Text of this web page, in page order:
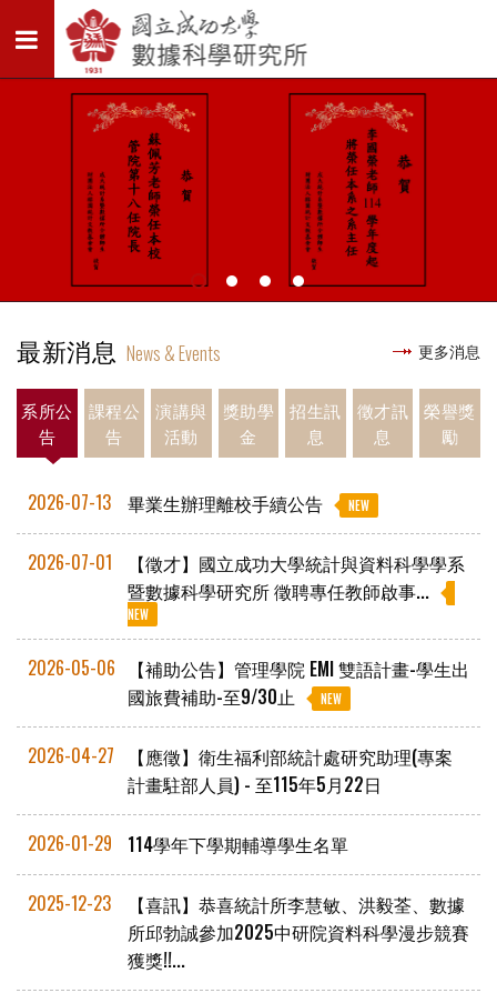
最新消息 News & Events 更多消息
系所公
告
課程公
告
演講與
活動
獎助學
金
招生訊
息
徵才訊
息
榮譽獎
勵
2026-07-13 畢業生辦理離校手續公告 NEW
2026-07-01
【徵才】國立成功大學統計與資料科學學系
暨數據科學研究所 徵聘專任教師啟事...
NEW
2026-05-06
【補助公告】管理學院 EMI 雙語計畫-學生出
國旅費補助-至9/30止
NEW
2026-04-27
【應徵】衛生福利部統計處研究助理(專案
計畫駐部人員) - 至115年5月22日
2026-01-29 114學年下學期輔導學生名單
2025-12-23
【喜訊】恭喜統計所李慧敏、洪毅荃、數據
所邱勃誠參加2025中研院資料科學漫步競賽
獲獎!!...